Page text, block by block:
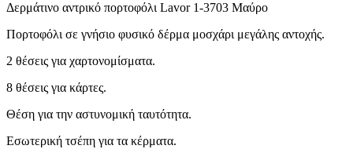
was:
€28,50.
τιμή
είναι:
€17,90.
Δερμάτινο αντρικό πορτοφόλι Lavor 1-3703 Μαύρο
Πορτοφόλι σε γνήσιο φυσικό δέρμα μοσχάρι μεγάλης αντοχής.
2 θέσεις για χαρτονομίσματα.
8 θέσεις για κάρτες.
Θέση για την αστυνομική ταυτότητα.
Εσωτερική τσέπη για τα κέρματα.